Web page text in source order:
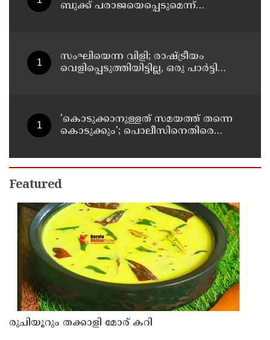
ബുക്ക് പരാജയെപ്പെടുമെന്ന്
സംഘിയെന്ന വിളി; രാഷ്ട്രീയം
വെളിപ്പെടുത്തിയിട്ടില്ല, ഒരു പാര്‍ട്ടിയും
'കൊടുക്കാനുള്ളത് സമയത്ത് തന്നെ
കൊടുക്കും'; പൊലീസിനെതിരെ
കേസെടുത്തു
Featured
രുചിയൂറും തക്കാളി മോര് കറി